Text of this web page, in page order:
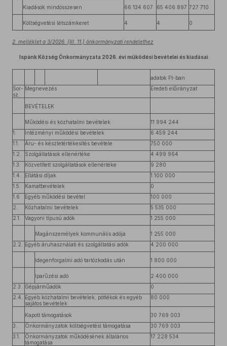
Kiadások mindösszesen 66 134 607 65 406 897 727 710
Költségvetési létszámkeret 4 4 0
2. melléklet a 3/2026. (III. 11.) önkormányzati rendelethez
Ispánk Község Önkormányzata 2026. évi működési bevételei és kiadásai
adatok Ft-ban
Sor-
sz.
Megnevezés Eredeti előirányzat
BEVÉTELEK
Működési és közhatalmi bevételek
11 994 244
1.
Intézményi működési bevételek
6 459 244
1.1.
Áru- és készletértékesítés bevétele
750 000
1.2.
Szolgáltatások ellenértéke
4 499 964
1.3.
Közvetített szolgáltatások ellenértéke
9 280
1.4.
Ellátási díjak
1 100 000
1.5.
Kamatbevételek
0
1.6
Egyéb működési bevétel
100 000
2.
Közhatalmi bevételek
5 535 000
2.1.
Vagyoni típusú adók 1 255 000
Magánszemélyek kommunális adója
1 255 000
2.2.
Egyéb áruhasználati és szolgáltatási adók 4 200 000
Idegenforgalmi adó tartózkodás után 1 800 000
Iparűzési adó
2 400 000
2.3.
Gépjárműadók
0
2.4.
Egyéb közhatalmi bevételek, pótlékok és egyéb
sajátos bevételek
80 000
Kapott támogatások
30 769 003
3.
Önkormányzatok költségvetési támogatása
30 769 003
3.1.
Önkormányzatok működésének általános
támogatása
17 228 534